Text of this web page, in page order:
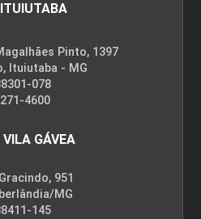
I
72
Pinto, 1397
Ituiutaba - MG
078
4600
GÁVEA
951
MG
145